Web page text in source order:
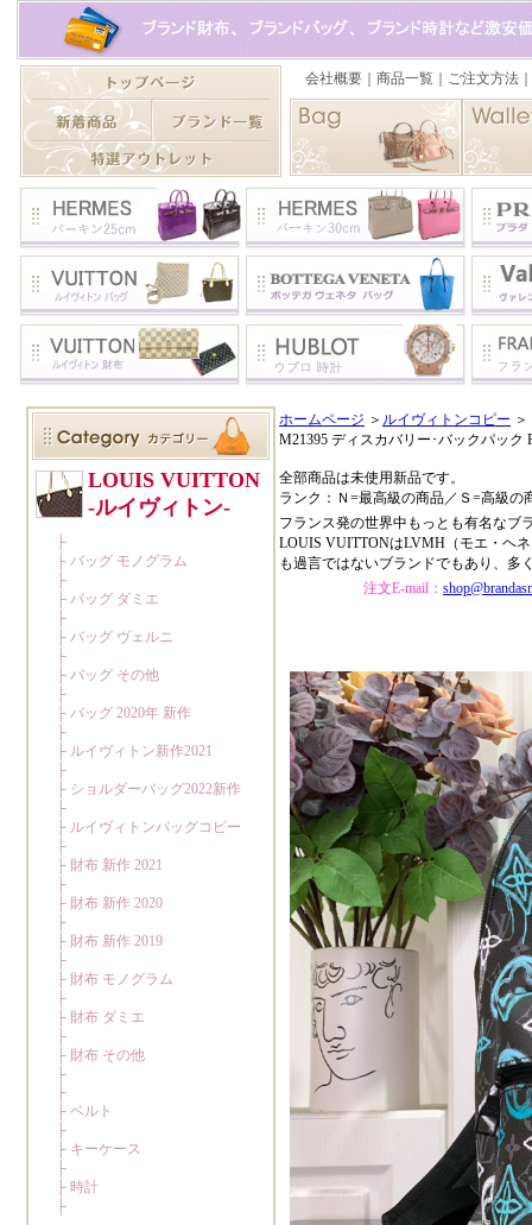
ホームページ ＞ ルイヴィトンコピー ＞
M21395 ディスカバリー･バックパック
全部商品は未使用新品です。
ランク：Ｎ=最高級の商品／Ｓ=高級の
フランス発の世界中もっとも有名なブ
LOUIS VUITTONはLVMH（モエ・ヘ
も過言ではないブランドでもあり、多
注文E-mail：